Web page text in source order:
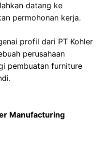
datang ke
permohonan kerja.
profil dari PT Kohler
perusahaan
pembuatan furniture
Manufacturing